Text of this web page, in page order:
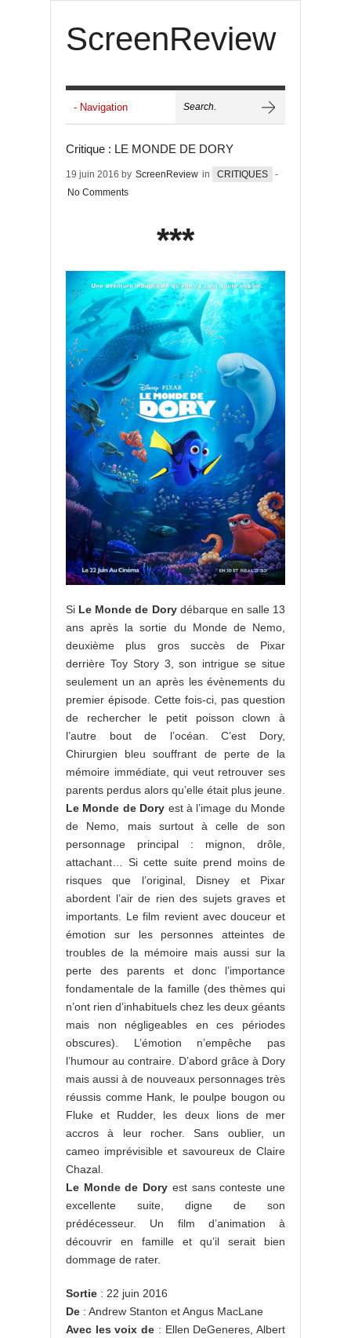
ScreenReview
Critique : LE MONDE DE DORY
19 juin 2016 by ScreenReview in CRITIQUES
-
No Comments
***
Si Le Monde de Dorydébarque en salle 13
ans après la sortie du Monde de Nemo,
deuxième plus gros succès de Pixar
derrière Toy Story 3, son intrigue se situe
seulement un an après les évènements du
premier épisode. Cette fois-ci, pas question
de rechercher le petit poisson clown à
l’autre bout de l’océan. C’est Dory,
Chirurgien bleu souffrant de perte de la
mémoire immédiate, qui veut retrouver ses
parents perdus alors qu’elle était plus jeune.
Le Monde de Dory est à l’image du Monde
de Nemo, mais surtout à celle de son
personnage principal : mignon, drôle,
attachant… Si cette suite prend moins de
risques que l’original, Disney et Pixar
abordent l’air de rien des sujets graves et
importants. Le film revient avec douceur et
émotion sur les personnes atteintes de
troubles de la mémoire mais aussi sur la
perte des parents et donc l’importance
fondamentale de la famille (des thèmes qui
n’ont rien d’inhabituels chez les deux géants
mais non négligeables en ces périodes
obscures). L’émotion n’empêche pas
l’humour au contraire. D’abord grâce à Dory
mais aussi à de nouveaux personnages très
réussis comme Hank, le poulpe bougon ou
Fluke et Rudder, les deux lions de mer
accros à leur rocher. Sans oublier, un
cameo imprévisible et savoureux de Claire
Chazal.
Le Monde de Dory est sans conteste une
excellente suite, digne de son
prédécesseur. Un film d’animation à
découvrir en famille et qu’il serait bien
dommage de rater.
Sortie : 22 juin 2016
De : Andrew Stanton et Angus MacLane
Avec les voix de : Ellen DeGeneres, Albert